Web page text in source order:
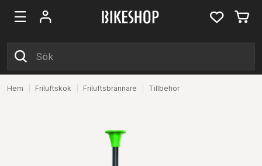
Hem Friluftskök Friluftsbrännare Tillbehör